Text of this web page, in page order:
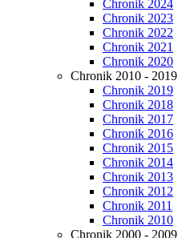
Chronik 2024
Chronik 2023
Chronik 2022
Chronik 2021
Chronik 2020
Chronik 2010 - 2019
Chronik 2019
Chronik 2018
Chronik 2017
Chronik 2016
Chronik 2015
Chronik 2014
Chronik 2013
Chronik 2012
Chronik 2011
Chronik 2010
Chronik 2000 - 2009